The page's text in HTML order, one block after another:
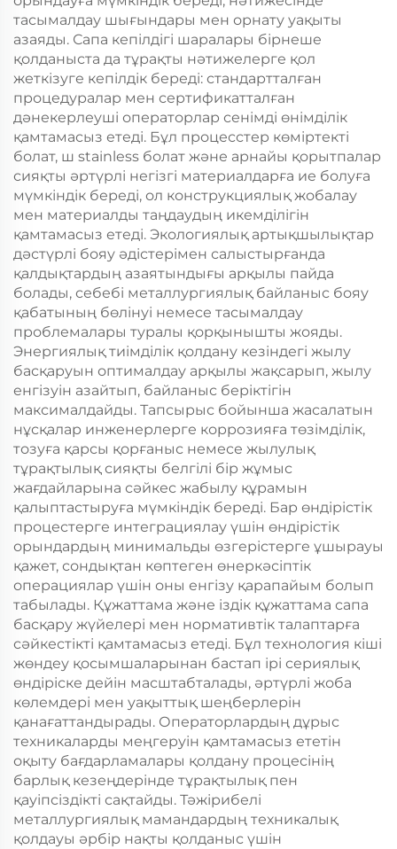
тасымалдау шығындары мен орнату уақыты
азаяды. Сапа кепілдігі шаралары бірнеше
қолданыста да тұрақты нәтижелерге қол
жеткізуге кепілдік береді: стандартталған
процедуралар мен сертификатталған
дәнекерлеуші операторлар сенімді өнімділік
қамтамасыз етеді. Бұл процесстер көміртекті
болат, ш stainless болат және арнайы қорытпалар
сияқты әртүрлі негізгі материалдарға ие болуға
мүмкіндік береді, ол конструкциялық жобалау
мен материалды таңдаудың икемділігін
қамтамасыз етеді. Экологиялық артықшылықтар
дәстүрлі бояу әдістерімен салыстырғанда
қалдықтардың азаятындығы арқылы пайда
болады, себебі металлургиялық байланыс бояу
қабатының бөлінуі немесе тасымалдау
проблемалары туралы қорқынышты жояды.
Энергиялық тиімділік қолдану кезіндегі жылу
басқаруын оптималдау арқылы жақсарып, жылу
енгізуін азайтып, байланыс беріктігін
максималдайды. Тапсырыс бойынша жасалатын
нұсқалар инженерлерге коррозияға төзімділік,
тозуға қарсы қорғаныс немесе жылулық
тұрақтылық сияқты белгілі бір жұмыс
жағдайларына сәйкес жабылу құрамын
қалыптастыруға мүмкіндік береді. Бар өндірістік
процестерге интеграциялау үшін өндірістік
орындардың минимальды өзгерістерге ұшырауы
қажет, сондықтан көптеген өнеркәсіптік
операциялар үшін оны енгізу қарапайым болып
табылады. Құжаттама және іздік құжаттама сапа
басқару жүйелері мен нормативтік талаптарға
сәйкестікті қамтамасыз етеді. Бұл технология кіші
жөндеу қосымшаларынан бастап ірі сериялық
өндіріске дейін масштабталады, әртүрлі жоба
көлемдері мен уақыттық шеңберлерін
қанағаттандырады. Операторлардың дұрыс
техникаларды меңгеруін қамтамасыз ететін
оқыту бағдарламалары қолдану процесінің
барлық кезеңдерінде тұрақтылық пен
қауіпсіздікті сақтайды. Тәжірибелі
металлургиялық мамандардың техникалық
қолдауы әрбір нақты қолданыс үшін